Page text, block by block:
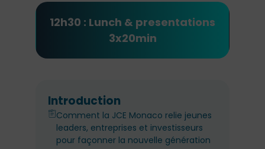
12h30 : Lunch & presentations
3x20min
Introduction
Comment la JCE Monaco relie jeunes
leaders, entreprises et investisseurs
pour façonner la nouvelle génération